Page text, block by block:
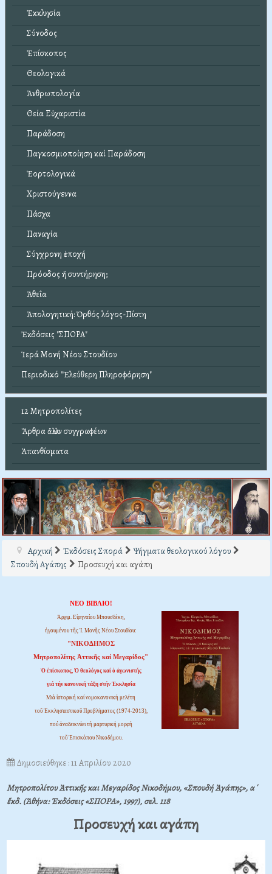
Ἐκκλησία
Σύνοδος
Ἐπίσκοπος
Θεολογικά
Ἀνθρωπολογία
Θεία Εὐχαριστία
Παράδοση
Παγκοσμιοποίηση καί Παράδοση
Ἑορτολογικά
Χριστούγεννα
Πάσχα
Παναγία
Σύγχρονη ἐποχή
Πρόοδος ἤ συντήρηση;
Ἀθεΐα
Ἀπολογητική: Ὀρθός λόγος-Πίστη
Ἐκδόσεις "ΣΠΟΡΑ"
Ἱερά Μονή Νέου Στουδίου
Περιοδικό "Ἐλεύθερη Πληροφόρηση"
12 Μητροπολίτες
Ἄρθρα ἄλλων συγγραφέων
Ἀπανθίσματα
Αρχική Ἐκδόσεις Σπορά
Ψήγματα θεολογικού λόγου
Σπουδή Αγάπης
Προσευχή και αγάπη
ΝΕΟ ΒΙΒΛΙΟ!
Ἀρχιμ. Εἰρηναίου Μπουσδέκη,
ἡγουμένου τῆς Ἱ. Μονῆς Νέου Στουδίου:
"ΝΙΚΟΔΗΜΟΣ
Μητροπολίτης Ἀττικῆς καί Μεγαρίδος"
Ὁ ἐπίσκοπος, Ὁ θεολόγος καί ὁ ἀγωνιστής
γιά τήν κανονική τάξη στήν Ἐκκλησία
Μιά ἱστορική καί νομοκανονική μελέτη
τοῦ Ἐκκλησιαστικοῦ Προβλήματος (1974-2013),
πού ἀναδεικνύει τή μαρτυρική μορφή
τοῦ Ἐπισκόπου Νικοδήμου.
Δημοσιεύθηκε : 11 Απριλίου 2020
Μητροπολίτου Ἀττικῆς και Μεγαρίδος Νικοδήμου, «Σπουδή Ἀγάπης», α΄
ἔκδ. (Ἀθήνα: Ἐκδόσεις «ΣΠΟΡΑ», 1997), σελ. 118
Προσευχή και αγάπη